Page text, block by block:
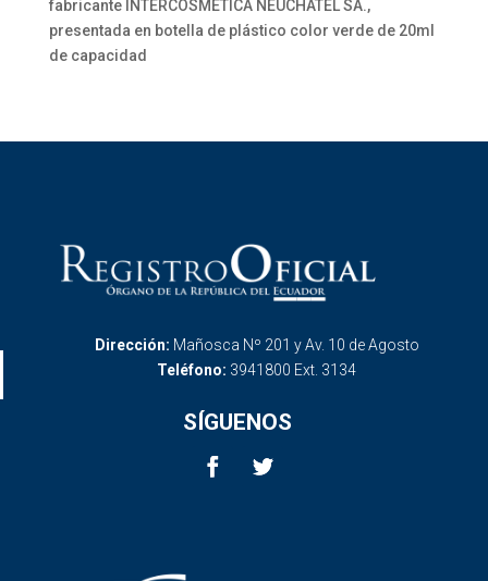
fabricante INTERCOSMETICA NEUCHATEL SA.,
presentada en botella de plástico color verde de 20ml
de capacidad
Dirección: Mañosca Nº 201 y Av. 10 de Agosto
Teléfono: 3941800 Ext. 3134
SÍGUENOS